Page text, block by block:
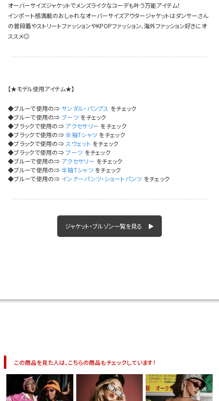
今活躍している多ジャンルダンサーさん×bombshellコラボ特集
今活
オーバーサイズジャケットでメンズライクなコーデも叶う万能アイテム！
インポート感満載のおしゃれなオーバーサイズアウタージャケットはダンサーさん
の普段着やストリートファッションやKPOPファッション、海外ファッション好きにオ
ススメ◎
【★モデル使用アイテム★】
◆ブルーで使用の⇒サンダル・パンプス をチェック
◆ブルーで使用の⇒ブーツをチェック
◆ブラックで使用の⇒ アクセサリー をチェック
◆ブラックで使用の⇒半袖Tシャツ をチェック
◆ブラックで使用の⇒スウェット をチェック
◆ブラックで使用の⇒ブーツ をチェック
◆ブルーで使用の⇒ アクセサリー をチェック
◆ブルーで使用の⇒半袖Tシャツをチェック
◆ブルーで使用の⇒ インナーパンツ・ショートパンツ をチェック
ジャケット・ブルゾン一覧を見る ▶
この商品を見た人は、こちらの商品もチェックしています！